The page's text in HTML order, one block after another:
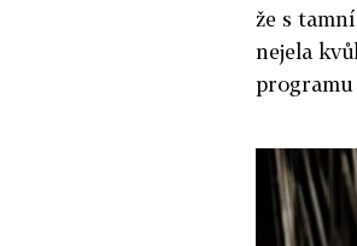
že s
nejela
programu